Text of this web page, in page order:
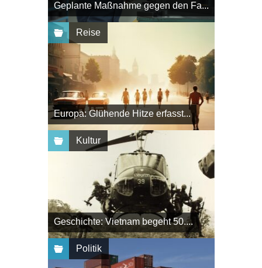
Geplante Maßnahme gegen den Fa...
Reise
Europa: Glühende Hitze erfasst...
Kultur
Geschichte: Vietnam begeht 50....
Politik